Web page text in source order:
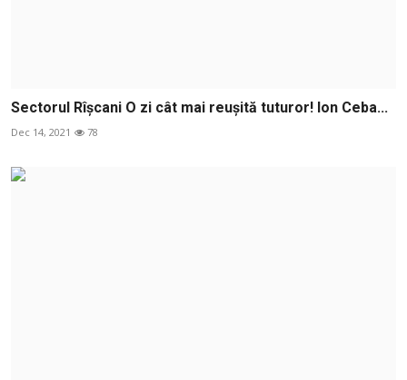
Sectorul Rîșcani O zi cât mai reușită tuturor! Ion Ceba...
Dec 14, 2021 78